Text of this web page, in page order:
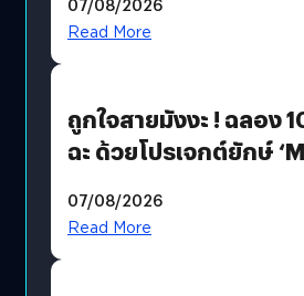
Read More
ถูกใจสายมังงะ ! ฉลอง
ฉะ ด้วยโปรเจกต์ยักษ์
มีภาษาไทยด้วย
07/08/2026
Read More